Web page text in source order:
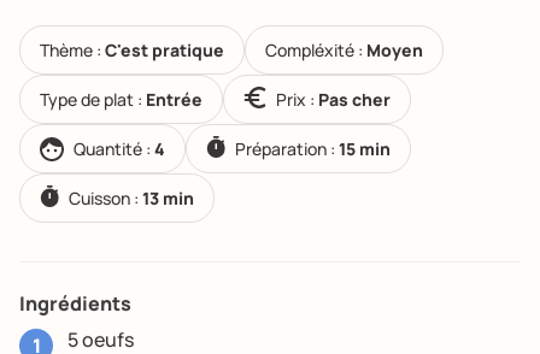
Thème : C'est pratique Compléxité : Moyen
Type de plat : Entrée Prix : Pas cher
Quantité : 4 Préparation :15 min
Cuisson :13 min
Ingrédients
5 oeufs